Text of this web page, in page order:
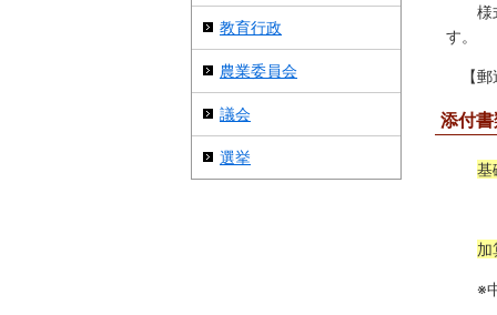
様式
す
【郵
添付
基
加
※中
教育行政
農業委員会
議会
選挙